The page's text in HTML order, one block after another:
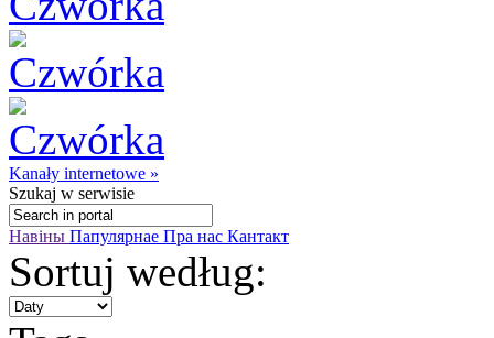
Kanały internetowe »
Szukaj w serwisie
Навіны Папулярнае Пра нас Кантакт
Sortuj według: